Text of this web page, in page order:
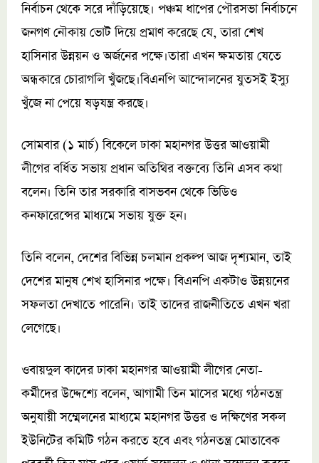
নির্বাচন থেকে সরে দাঁড়িয়েছে। পঞ্চম ধাপের পৌরসভা নির্বাচনে
জনগণ নৌকায় ভোট দিয়ে প্রমাণ করেছে যে, তারা শেখ
হাসিনার উন্নয়ন ও অর্জনের পক্ষে।তারা এখন ক্ষমতায় যেতে
অন্ধকারে চোরাগলি খুঁজছে।বিএনপি আন্দোলনের যুতসই ইস্যু
খুঁজে না পেয়ে ষড়যন্ত্র করছে।
সোমবার (১ মার্চ) বিকেলে ঢাকা মহানগর উত্তর আওয়ামী
লীগের বর্ধিত সভায় প্রধান অতিথির বক্তব্যে তিনি এসব কথা
বলেন। তিনি তার সরকারি বাসভবন থেকে ভিডিও
কনফারেন্সের মাধ্যমে সভায় যুক্ত হন।
তিনি বলেন, দেশের বিভিন্ন চলমান প্রকল্প আজ দৃশ্যমান, তাই
দেশের মানুষ শেখ হাসিনার পক্ষে। বিএনপি একটাও উন্নয়নের
সফলতা দেখাতে পারেনি। তাই তাদের রাজনীতিতে এখন খরা
লেগেছে।
ওবায়দুল কাদের ঢাকা মহানগর আওয়ামী লীগের নেতা-
কর্মীদের উদ্দেশ্যে বলেন, আগামী তিন মাসের মধ্যে গঠনতন্ত্র
অনুযায়ী সম্মেলনের মাধ্যমে মহানগর উত্তর ও দক্ষিণের সকল
ইউনিটের কমিটি গঠন করতে হবে এবং গঠনতন্ত্র মোতাবেক